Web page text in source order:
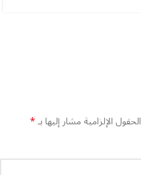
الحقول الإلزامية مشار إليها بـ*